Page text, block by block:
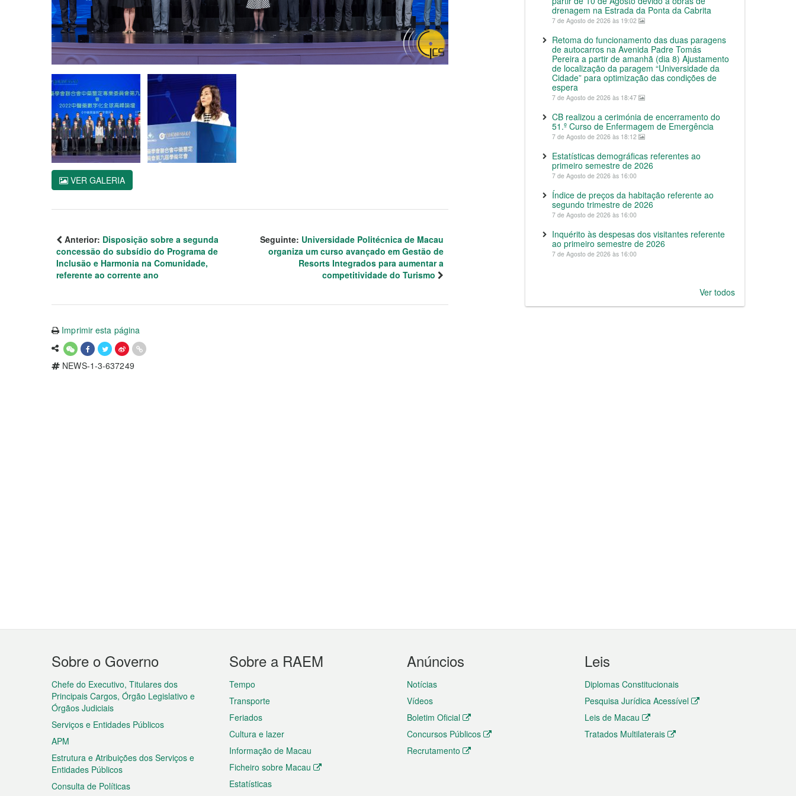
VER GALERIA
Anterior: Disposição sobre a segunda
concessão do subsídio do Programa de
Inclusão e Harmonia na Comunidade,
referente ao corrente ano
Seguinte: Universidade Politécnica de Macau
organiza um curso avançado em Gestão de
Resorts Integrados para aumentar a
competitividade do Turismo
Imprimir esta página
NEWS-1-3-637249
drenagem na Estrada da Ponta da Cabrita
7 de Agosto de 2026 às 19:02
Retoma do funcionamento das duas paragens
de autocarros na Avenida Padre Tomás
Pereira a partir de amanhã (dia 8) Ajustamento
de localização da paragem “Universidade da
Cidade” para optimização das condições de
espera
7 de Agosto de 2026 às 18:47
CB realizou a cerimónia de encerramento do
51.º Curso de Enfermagem de Emergência
7 de Agosto de 2026 às 18:12
Estatísticas demográficas referentes ao
primeiro semestre de 2026
7 de Agosto de 2026 às 16:00
Índice de preços da habitação referente ao
segundo trimestre de 2026
7 de Agosto de 2026 às 16:00
Inquérito às despesas dos visitantes referente
ao primeiro semestre de 2026
7 de Agosto de 2026 às 16:00
Ver todos
Menu
do
rodapé
Sobre o Governo
Chefe do Executivo, Titulares dos
Principais Cargos, Órgão Legislativo e
Órgãos Judiciais
Serviços e Entidades Públicos
APM
Estrutura e Atribuições dos Serviços e
Entidades Públicos
Consulta de Políticas
Sobre a RAEM
Tempo
Transporte
Feriados
Cultura e lazer
Informação de Macau
Ficheiro sobre Macau
Estatísticas
Anúncios
Notícias
Vídeos
Boletim Oficial
Concursos Públicos
Recrutamento
Leis
Diplomas Constitucionais
Pesquisa Jurídica Acessível
Leis de Macau
Tratados Multilaterais